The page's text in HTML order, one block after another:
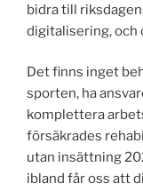
bidra till
digitalisering, och
Det finns inget
sporten, ha
komplettera
försäkrades
utan insättning
ibland får oss att